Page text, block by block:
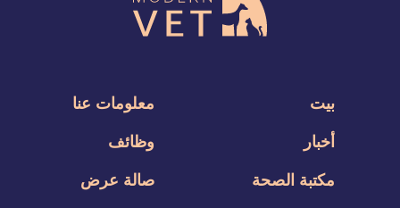
بيت
أخبار
مكتبة الصحة
معلومات عنا
وظائف
صالة عرض